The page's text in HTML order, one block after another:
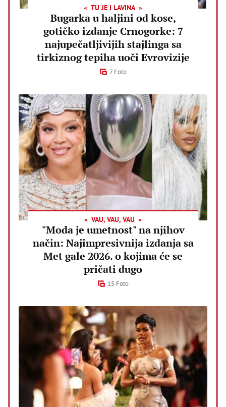
TU JE I LAVINA
Bugarka u haljini od kose,
gotičko izdanje Crnogorke: 7
najupečatljivijih stajlinga sa
tirkiznog tepiha uoči Evrovizije
7 Foto
VAU, VAU, VAU
"Moda je umetnost" na njihov
način: Najimpresivnija izdanja sa
Met gale 2026. o kojima će se
pričati dugo
15 Foto